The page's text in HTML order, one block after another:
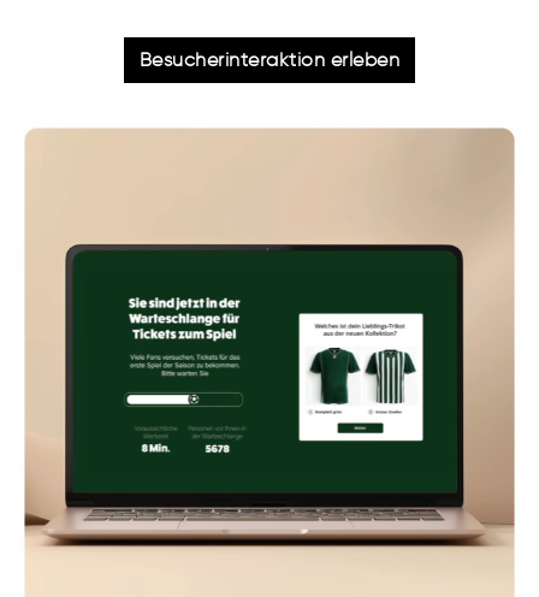
Besucherinteraktion erleben